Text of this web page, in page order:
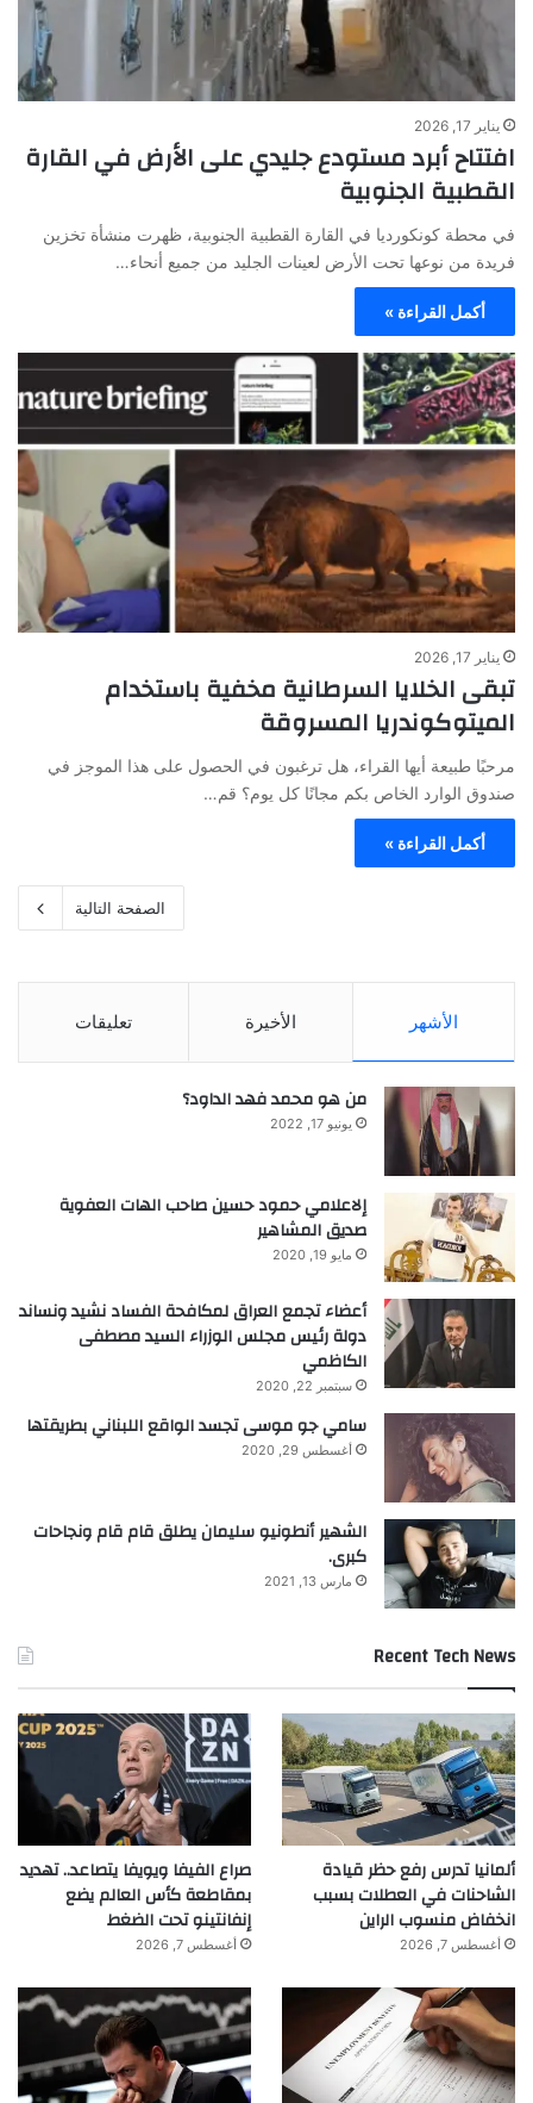
يناير 17, 2026
افتتاح أبرد مستودع جليدي على الأرض في القارة
القطبية الجنوبية
في محطة كونكورديا في القارة القطبية الجنوبية، ظهرت منشأة تخزين
فريدة من نوعها تحت الأرض لعينات الجليد من جميع أنحاء…
أكمل القراءة »
يناير 17, 2026
تبقى الخلايا السرطانية مخفية باستخدام
الميتوكوندريا المسروقة
مرحبًا طبيعة أيها القراء، هل ترغبون في الحصول على هذا الموجز في
صندوق الوارد الخاص بكم مجانًا كل يوم؟ قم…
أكمل القراءة »
الصفحة التالية
الأشهر الأخيرة تعليقات
من هو محمد فهد الداود؟
يونيو 17, 2022
إلاعلامي حمود حسين صاحب الهات العفوية
صديق المشاهير
مايو 19, 2020
أعضاء تجمع العراق لمكافحة الفساد نشيد ونساند
دولة رئيس مجلس الوزراء السيد مصطفى
الكاظمي
سبتمبر 22, 2020
سامي جو موسى تجسد الواقع اللبناني بطريقتها
أغسطس 29, 2020
الشهير أنطونيو سليمان يطلق قام قام ونجاحات
كبرى.
مارس 13, 2021
Recent Tech News
ألمانيا تدرس رفع حظر قيادة
الشاحنات في العطلات بسبب
انخفاض منسوب الراين
أغسطس 7, 2026
صراع الفيفا ويويفا يتصاعد.. تهديد
بمقاطعة كأس العالم يضع
إنفانتينو تحت الضغط
أغسطس 7, 2026